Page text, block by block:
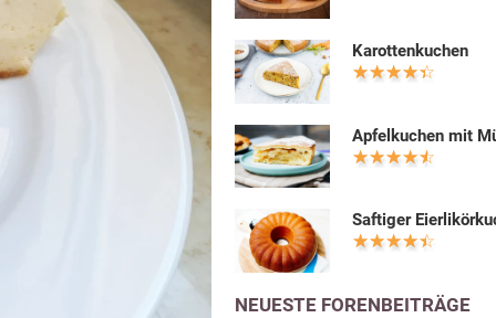
Karottenkuchen
Apfelkuchen mit
Saftiger
NEUESTE FORENBEITRÄGE